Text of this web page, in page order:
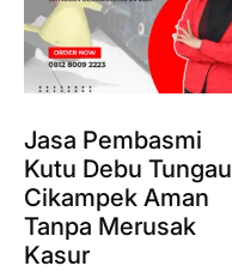
Jasa Pembasmi
Kutu Debu Tungau
Cikampek Aman
Tanpa Merusak
Kasur